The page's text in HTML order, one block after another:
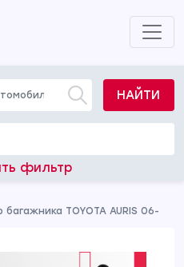
НАЙТИ
фильтр
багажника TOYOTA AURIS 06-